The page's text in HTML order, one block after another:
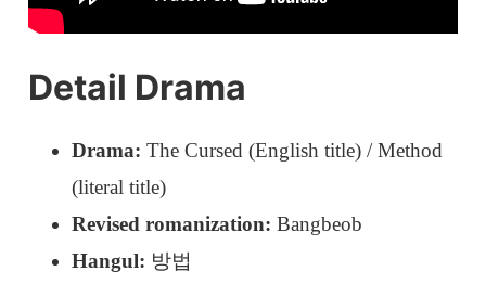
Detail Drama
Drama: The Cursed (English title) / Method
(literal title)
Revised romanization: Bangbeob
Hangul: 방법